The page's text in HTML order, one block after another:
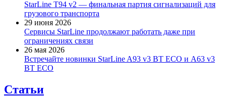
StarLine T94 v2 — финальная партия сигнализаций для
грузового транспорта
29 июня 2026
Сервисы StarLine продолжают работать даже при
ограничениях связи
26 мая 2026
Встречайте новинки StarLine A93 v3 BT ECO и A63 v3
BT ECO
Статьи